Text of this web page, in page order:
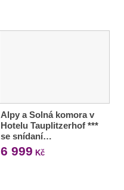
Alpy a Solná komora v
Hotelu Tauplitzerhof ***
se snídaní…
6 999 Kč